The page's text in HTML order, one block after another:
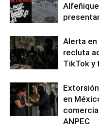
Alerta
recluta
TikTok y
en
ANPEC